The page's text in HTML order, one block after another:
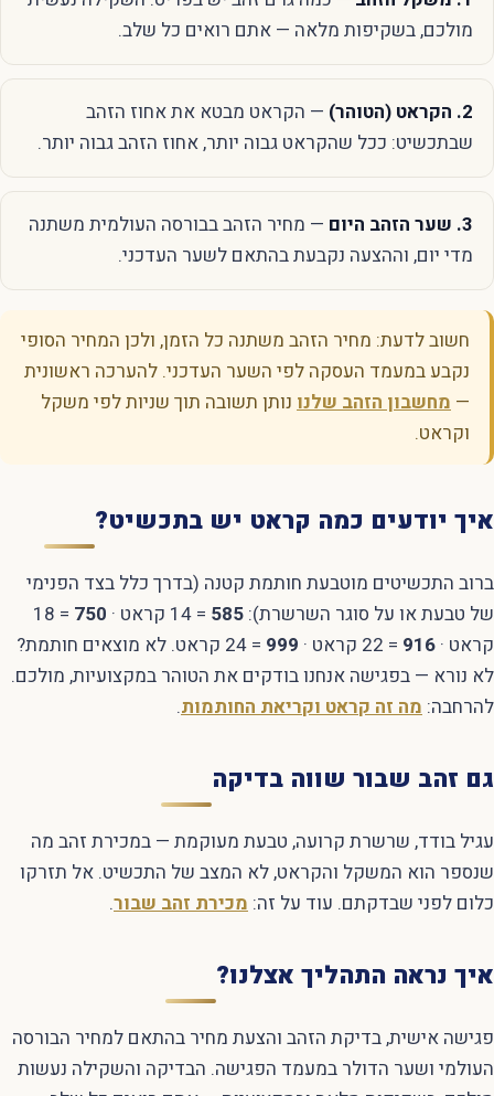
מולכם, בשקיפות מלאה — אתם רואים כל שלב.
2. הקראט (הטוהר)
— הקראט מבטא את אחוז הזהב
שבתכשיט: ככל שהקראט גבוה יותר, אחוז הזהב גבוה יותר.
3. שער הזהב היום
— מחיר הזהב בבורסה העולמית משתנה
מדי יום, וההצעה נקבעת בהתאם לשער העדכני.
חשוב לדעת: מחיר הזהב משתנה כל הזמן, ולכן המחיר הסופי
נקבע במעמד העסקה לפי השער העדכני. להערכה ראשונית
— מחשבון הזהב שלנו נותן תשובה תוך שניות לפי משקל
וקראט.
איך יודעים כמה קראט יש בתכשיט?
ברוב התכשיטים מוטבעת חותמת קטנה (בדרך כלל בצד הפנימי
של טבעת או על סוגר השרשרת): 585 = 14 קראט · 750
= 18
קראט · 916 = 22 קראט · 999
= 24 קראט. לא מוצאים חותמת?
לא נורא — בפגישה אנחנו בודקים את הטוהר במקצועיות, מולכם.
להרחבה: מה זה קראט וקריאת החותמות.
גם זהב שבור שווה בדיקה
עגיל בודד, שרשרת קרועה, טבעת מעוקמת — במכירת זהב מה
שנספר הוא המשקל והקראט, לא המצב של התכשיט. אל תזרקו
כלום לפני שבדקתם. עוד על זה: מכירת זהב שבור.
איך נראה התהליך אצלנו?
פגישה אישית, בדיקת הזהב והצעת מחיר בהתאם למחיר הבורסה
העולמי ושער הדולר במעמד הפגישה. הבדיקה והשקילה נעשות